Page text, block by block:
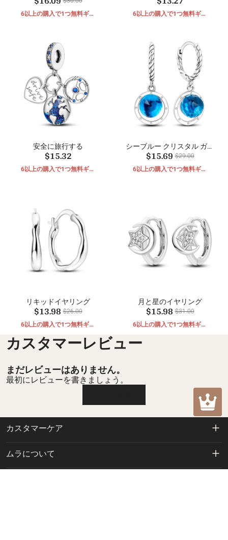
6以上の購入で1つ無料ギフ
6以上の購入で1つ無料ギフ
安全に旅行する
$15.32
6以上の購入で1つ無料ギフ
シーブルー クリスタル ガラ
ス ボール ピアス
$15.69 $29.00
6以上の購入で1つ無料ギフ
リキッドイヤリング
$13.98 $26.00
6以上の購入で1つ無料ギフ
月と星のイヤリング
$15.98 $31.00
6以上の購入で1つ無料ギフ
カスタマーレビュー
まだレビューはありません。
最初にレビューを書きましょう。
カスタマーケア
配送ポリシー
ムラについて